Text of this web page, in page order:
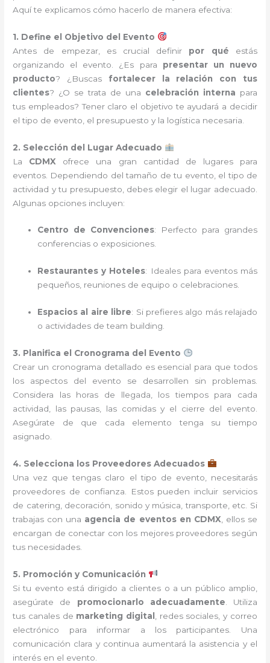
Aquí te explicamos cómo hacerlo de manera efectiva:
1. Define el Objetivo del Evento
Antes de empezar, es crucial definir por qué estás
organizando el evento. ¿Es para presentar un nuevo
producto? ¿Buscas fortalecer la relación con tus
clientes? ¿O se trata de una celebración interna para
tus empleados? Tener claro el objetivo te ayudará a decidir
el tipo de evento, el presupuesto y la logística necesaria.
2. Selección del Lugar Adecuado
La CDMX ofrece una gran cantidad de lugares para
eventos. Dependiendo del tamaño de tu evento, el tipo de
actividad y tu presupuesto, debes elegir el lugar adecuado.
Algunas opciones incluyen:
Centro de Convenciones: Perfecto para grandes
conferencias o exposiciones.
Restaurantes y Hoteles: Ideales para eventos más
pequeños, reuniones de equipo o celebraciones.
Espacios al aire libre: Si prefieres algo más relajado
o actividades de team building.
3. Planifica el Cronograma del Evento
Crear un cronograma detallado es esencial para que todos
los aspectos del evento se desarrollen sin problemas.
Considera las horas de llegada, los tiempos para cada
actividad, las pausas, las comidas y el cierre del evento.
Asegúrate de que cada elemento tenga su tiempo
asignado.
4. Selecciona los Proveedores Adecuados
Una vez que tengas claro el tipo de evento, necesitarás
proveedores de confianza. Estos pueden incluir servicios
de catering, decoración, sonido y música, transporte, etc. Si
trabajas con una agencia de eventos en CDMX , ellos se
encargan de conectar con los mejores proveedores según
tus necesidades.
5. Promoción y Comunicación
Si tu evento está dirigido a clientes o a un público amplio,
asegúrate de promocionarlo adecuadamente . Utiliza
tus canales de marketing digital
, redes sociales, y correo
electrónico para informar a los participantes. Una
comunicación clara y continua aumentará la asistencia y el
interés en el evento.